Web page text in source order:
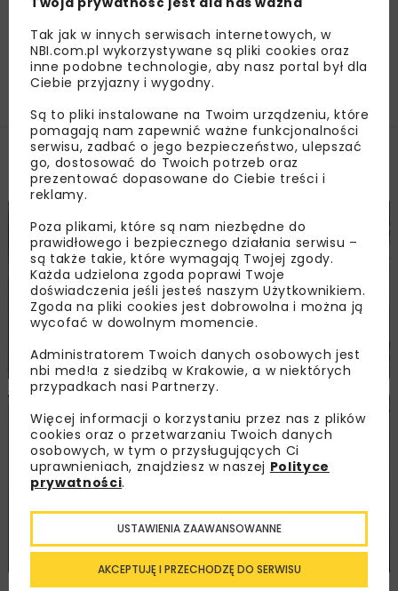
do 140 mln zł
Załaduj więcej...
Filmy
DROGI MOSTY
Postęp prac na budowie S19 Krynice –
Dobrzyniewo – Białystok Zachód
DROGI FILMY
Mieszanka mineralno-cementowa z asfaltem
spienionym MCAS
Tak jak w innych serwisach internetowych, w
NBI.com.pl wykorzystywane są pliki cookies oraz
inne podobne technologie, aby nasz portal był dla
Ciebie przyjazny i wygodny.
Są to pliki instalowane na Twoim urządzeniu, które
pomagają nam zapewnić ważne funkcjonalności
serwisu, zadbać o jego bezpieczeństwo, ulepszać
go, dostosować do Twoich potrzeb oraz
prezentować dopasowane do Ciebie treści i
reklamy.
Poza plikami, które są nam niezbędne do
prawidłowego i bezpiecznego działania serwisu –
są także takie, które wymagają Twojej zgody.
Każda udzielona zgoda poprawi Twoje
doświadczenia jeśli jesteś naszym Użytkownikiem.
Zgoda na pliki cookies jest dobrowolna i można ją
wycofać w dowolnym momencie.
Administratorem Twoich danych osobowych jest
nbi med!a z siedzibą w Krakowie, a w niektórych
przypadkach nasi Partnerzy.
Więcej informacji o korzystaniu przez nas z plików
cookies oraz o przetwarzaniu Twoich danych
osobowych, w tym o przysługujących Ci
uprawnieniach, znajdziesz w naszej Polityce
prywatności.
AKCEPTUJĘ I PRZECHODZĘ DO SERWISU
USTAWIENIA ZAAWANSOWANNE